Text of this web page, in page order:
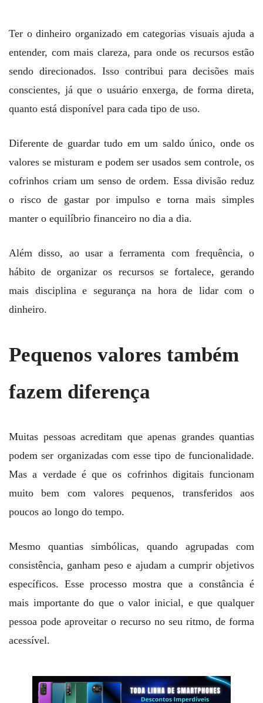
Ter o dinheiro organizado em categorias visuais ajuda a
entender, com mais clareza, para onde os recursos estão
sendo direcionados. Isso contribui para decisões mais
conscientes, já que o usuário enxerga, de forma direta,
quanto está disponível para cada tipo de uso.
Diferente de guardar tudo em um saldo único, onde os
valores se misturam e podem ser usados sem controle, os
cofrinhos criam um senso de ordem. Essa divisão reduz
o risco de gastar por impulso e torna mais simples
manter o equilíbrio financeiro no dia a dia.
Além disso, ao usar a ferramenta com frequência, o
hábito de organizar os recursos se fortalece, gerando
mais disciplina e segurança na hora de lidar com o
dinheiro.
Pequenos valores também
fazem diferença
Muitas pessoas acreditam que apenas grandes quantias
podem ser organizadas com esse tipo de funcionalidade.
Mas a verdade é que os cofrinhos digitais funcionam
muito bem com valores pequenos, transferidos aos
poucos ao longo do tempo.
Mesmo quantias simbólicas, quando agrupadas com
consistência, ganham peso e ajudam a cumprir objetivos
específicos. Esse processo mostra que a constância é
mais importante do que o valor inicial, e que qualquer
pessoa pode aproveitar o recurso no seu ritmo, de forma
acessível.